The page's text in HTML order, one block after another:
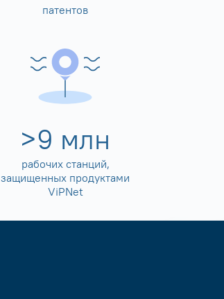
патентов
>10 млн
рабочих станций,
защищенных продуктами
ViPNet